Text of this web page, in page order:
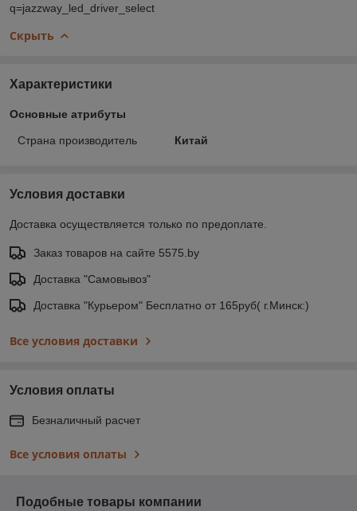
q=jazzway_led_driver_select
Скрыть
Характеристики
Основные атрибуты
Страна производитель Китай
Условия доставки
Доставка осуществляется только по предоплате.
Заказ товаров на сайте 5575.by
Доставка "Самовывоз"
Доставка "Курьером" Бесплатно от 165руб( г.Минск:)
Все условия доставки
Условия оплаты
Безналичный расчет
Все условия оплаты
Подобные товары компании